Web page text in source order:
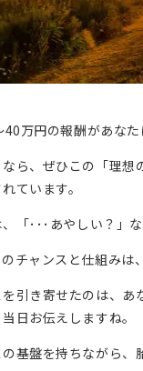
万円の報酬があな
ら、ぜひこの「理
ています。
「･･･あやしい？」
チャンスと仕組みは
引き寄せたのは、
日お伝えしますね。
基盤を持ちながら、